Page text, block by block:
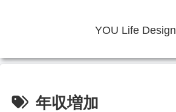
YOU Life Design
年収増加